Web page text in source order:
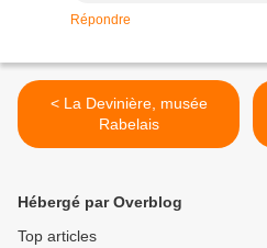
Répondre
< La Devinière, musée
Rabelais
Hébergé par Overblog
Top articles